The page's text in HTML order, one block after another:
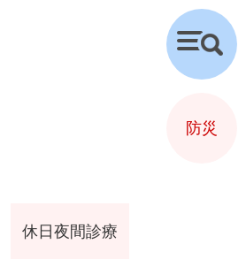
休日夜間診療
検
索
防災